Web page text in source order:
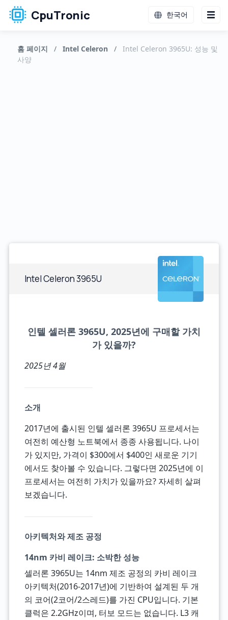
CpuTronic 한국어
홈 페이지 / Intel Celeron /
Intel Celeron 3965U: 성능 및
사양
Intel Celeron 3965U
인텔 셀러론 3965U, 2025년에 구매할 가치
가 있을까?
2025년 4월
소개
2017년에 출시된 인텔 셀러론 3965U 프로세서는
여전히 예산형 노트북에서 종종 사용됩니다. 나이
가 있지만, 가격이 $300에서 $400인 새로운 기기
에서도 찾아볼 수 있습니다. 그렇다면 2025년에 이
프로세서는 여전히 가치가 있을까요? 자세히 살펴
보겠습니다.
아키텍처와 제조 공정
14nm 카비 레이크: 소박한 성능
셀러론 3965U는 14nm 제조 공정의 카비 레이크
아키텍처(2016-2017년)에 기반하여 설계된 두 개
의 코어(2코어/2스레드)를 가진 CPU입니다. 기본
클럭은 2.2GHz이며, 터보 모드는 없습니다. L3 캐